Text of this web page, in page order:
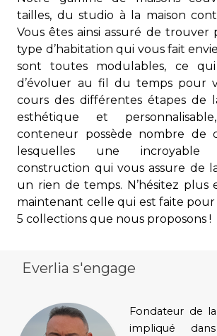
tailles, du studio à la maison
Vous êtes ainsi assuré de trouver
type d’habitation qui vous fait
sont toutes modulables, ce
d’évoluer au fil du temps pour
cours des différentes étapes de
esthétiqueet
conteneur possède nombre de
lesquelles une incroyable
construction qui vous assure de
un rien detemps. N’hésitez
maintenant celle qui est faite pour
5 collections que nous proposons !
Everlia s'engage
Fondateur de
impliqué